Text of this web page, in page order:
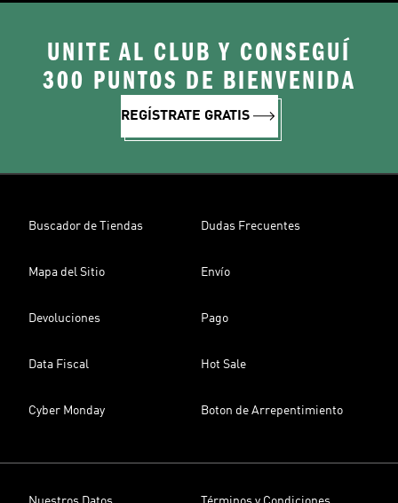
UNITE AL CLUB Y CONSEGUÍ
300 PUNTOS DE BIENVENIDA
REGÍSTRATE GRATIS
Buscador de Tiendas Dudas Frecuentes
Mapa del Sitio Envío
Devoluciones Pago
Data Fiscal Hot Sale
Cyber Monday Boton de Arrepentimiento